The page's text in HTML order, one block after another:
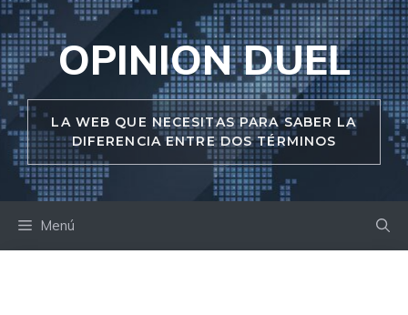
Saltar
al
contenidoOPINION DUEL
LA WEB QUE NECESITAS PARA SABER LA
DIFERENCIA ENTRE DOS TÉRMINOS
Menú